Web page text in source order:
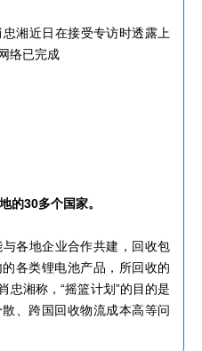
湘近日在接受专访时透露上
络已完成
的30多个国家。
各地企业合作共建，回收包
各类锂电池产品，所回收的
忠湘称，“摇篮计划”的目的是
、跨国回收物流成本高等问